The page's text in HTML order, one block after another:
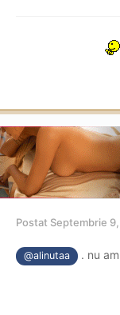
Postat Septembrie
@alinutaa . nu